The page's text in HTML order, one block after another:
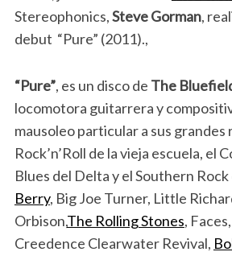
Stereophonics,Steve Gorman,
debut “Pure” (2011).,
“Pure”, es un disco de The
locomotora guitarrera y
mausoleo particular a sus
Rock’n’Roll de la vieja escuela, el
Blues del Delta y el Southern
Berry, Big Joe Turner, Little
Orbison,The Rolling Stones, Faces,
Creedence Clearwater Revival,